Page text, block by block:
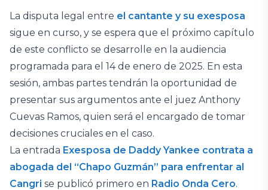
La disputa legal entre el cantante y su exesposa
sigue en curso, y se espera que el próximo capítulo
de este conflicto se desarrolle en la audiencia
programada para el 14 de enero de 2025. En esta
sesión, ambas partes tendrán la oportunidad de
presentar sus argumentos ante el juez Anthony
Cuevas Ramos, quien será el encargado de tomar
decisiones cruciales en el caso.
La entrada Exesposa de Daddy Yankee contrata a
abogada del “Chapo Guzmán” para enfrentar al
Cangri se publicó primero en Radio Onda Cero.